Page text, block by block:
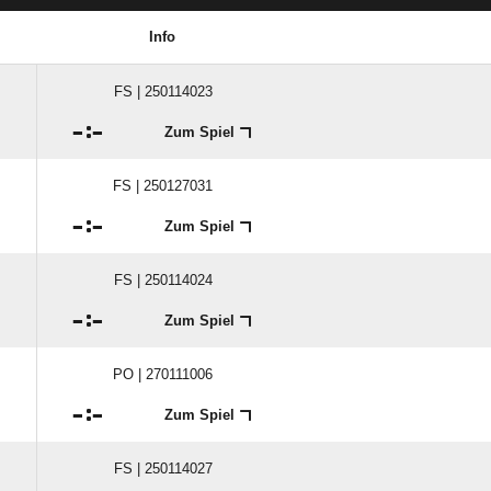
Info
FS | 250114023
: Zum Spiel
FS | 250127031
: Zum Spiel
FS | 250114024
: Zum Spiel
PO | 270111006
: Zum Spiel
FS | 250114027